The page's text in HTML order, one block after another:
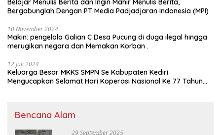
Belajar Menulis Berita dan Ingin Mahir Menulis Berita,
Bergabunglah Dengan PT Media Padjadjaran Indonesia (MPI)
10 November 2024
Makin: pengelola Galian C Desa Pucung di duga ilegal hingga
merugikan negara dan Memakan Korban .
12 Juli 2024
Keluarga Besar MKKS SMPN Se Kabupaten Kediri
Mengucapkan Selamat Hari Koperasi Nasional Ke 77 Tahun
Bencana Alam
29 September 2025